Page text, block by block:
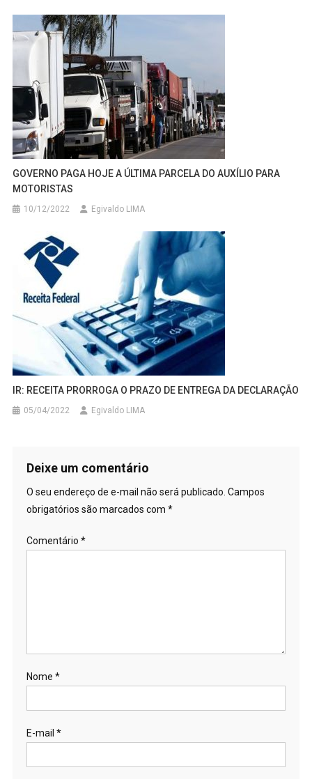
GOVERNO PAGA HOJE A ÚLTIMA PARCELA DO AUXÍLIO PARA
MOTORISTAS
10/12/2022 Egivaldo LIMA
IR: RECEITA PRORROGA O PRAZO DE ENTREGA DA DECLARAÇÃO
05/04/2022 Egivaldo LIMA
Deixe um comentário
O seu endereço de e-mail não será publicado. Campos
obrigatórios são marcados com *
Comentário *
Nome *
E-mail *